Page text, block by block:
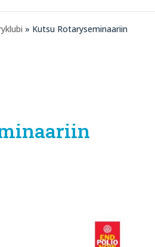
» Kutsu Rotaryseminaariin